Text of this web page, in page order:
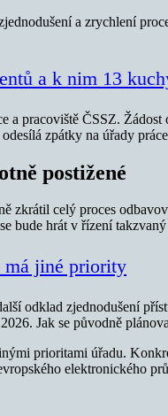
a zrychlení
a k nim 13
pracoviště ČSSZ.
zpátky na úřady
postižené
zkrátil celý proces
bude hrát v řízení
má jiné priority
odklad zjednodušení
Jak se původně
prioritami úřadu.
elektronického